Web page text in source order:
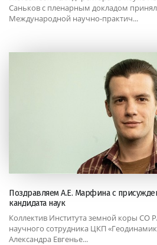
Саньков с пленарным докладом принял
Международной научно-практич...
Поздравляем А.Е. Марфина с
кандидата наук
Коллектив Института земной коры СО
научного сотрудника ЦКП
Александра Евгенье...